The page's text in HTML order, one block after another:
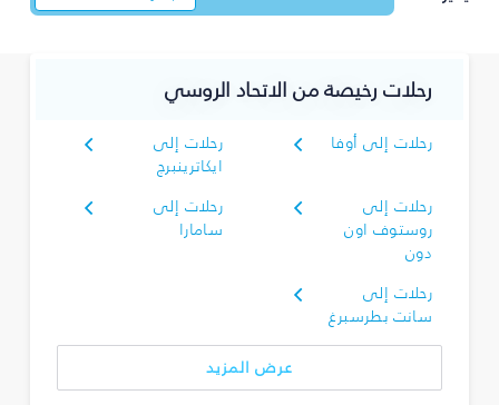
رحلات رخيصة من الاتحاد الروسي
رحلات إلى أوفا
رحلات إلى
ايكاترينبرج
رحلات إلى
روستوف اون
دون
رحلات إلى
سامارا
رحلات إلى
سانت بطرسبرغ
عرض المزيد